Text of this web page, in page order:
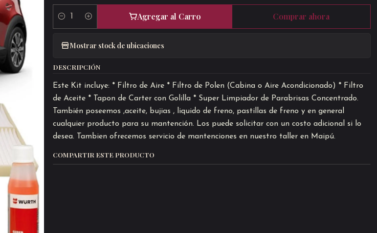
Cantidad
Agregar al Carro Comprar ahora
Mostrar stock de ubicaciones
DESCRIPCIÓN
Este Kit incluye: * Filtro de Aire * Filtro de Polen (Cabina o Aire Acondicionado) * Filtro
de Aceite * Tapon de Carter con Golilla * Super Limpiador de Parabrisas Concentrado.
También poseemos ,aceite, bujias , liquido de freno, pastillas de freno y en general
cualquier producto para su mantención. Los puede solicitar con un costo adicional si lo
desea. Tambien ofrecemos servicio de mantenciones en nuestro taller en Maipú.
COMPARTIR ESTE PRODUCTO